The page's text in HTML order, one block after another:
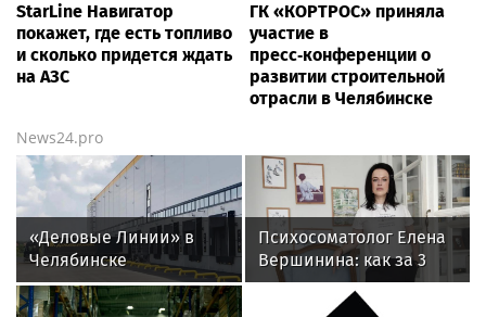
StarLine Навигатор
покажет, где есть топливо
и сколько придется ждать
на АЗС
ГК «КОРТРОС» приняла
участие в
пресс‑конференции о
развитии строительной
отрасли в Челябинске
News24.pro
«Деловые Линии» в
Челябинске
переезжают на новый
адрес
Психосоматолог Елена
Вершинина: как за 3
минуты вернуть себе
равновесие